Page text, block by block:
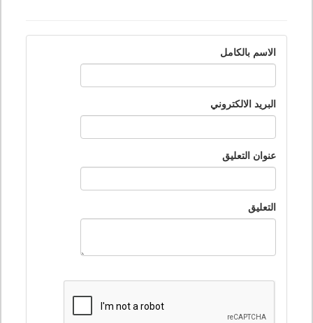
الاسم بالكامل
البريد الالكتروني
عنوان التعليق
التعليق